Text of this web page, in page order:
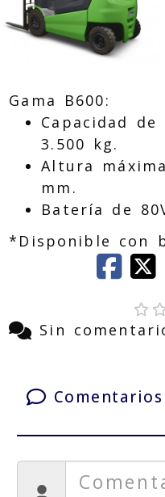
Gama B600:
Capacidad
3.500 kg.
Altura
mm.
Batería de
*Disponible con
Sin
Comentarios